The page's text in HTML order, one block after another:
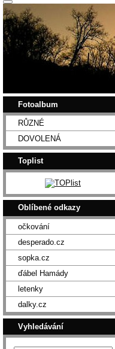
Fotoalbum
RŮZNÉ
DOVOLENÁ
Toplist
Oblíbené odkazy
očkování
desperado.cz
sopka.cz
ďábel Hamády
letenky
dalky.cz
Vyhledávání